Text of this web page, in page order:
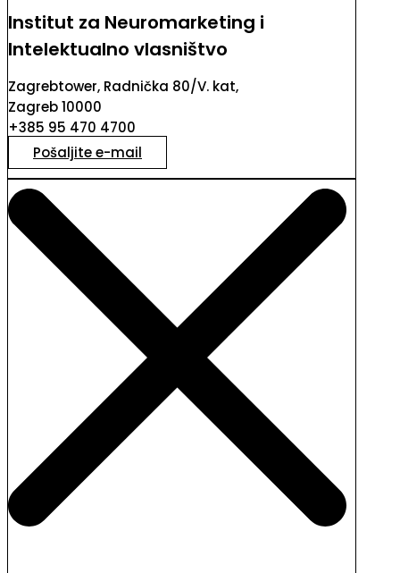
Institut za Neuromarketing i
Intelektualno vlasništvo
Zagrebtower, Radnička 80/V. kat,
Zagreb 10000
+385 95 470 4700
Pošaljite e-mail